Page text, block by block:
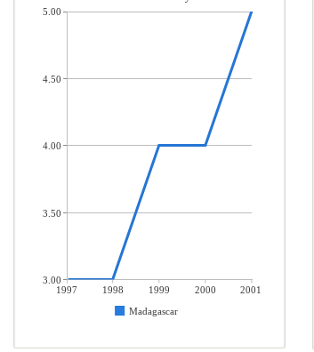
1997 1998 1999 2000
2001
Madagascar
5.00
4.50
4.00
3.50
3.00